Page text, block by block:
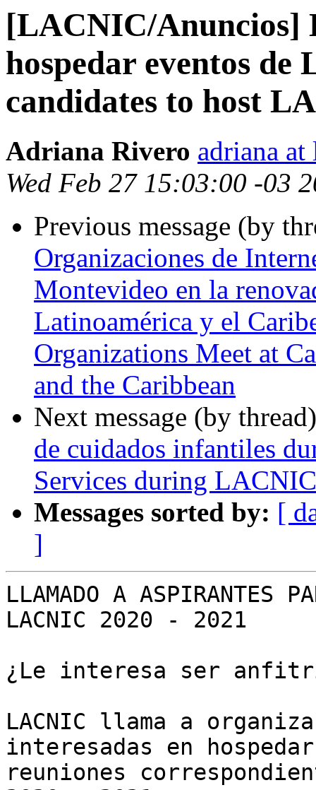
[LACNIC/Anuncios]
hospedar eventos
candidates to host
Adriana Rivero adriana
Wed Feb 27 15:03:00 -03
Previous message (by
Organizaciones de
Montevideo en la
Latinoamérica y el
Organizations Meet at
and the Caribbean
Next message (by
de cuidados infantiles
Services during
Messages sorted by: [
]
LLAMADO A ASPIRANTES
LACNIC 2020 - 2021
¿Le interesa ser
LACNIC llama a
interesadas en
reuniones